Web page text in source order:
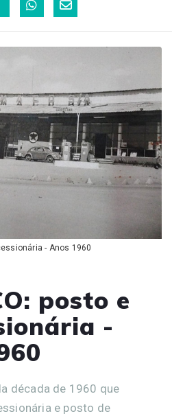
- Anos 1960
posto e
-
década de 1960 que
e posto de